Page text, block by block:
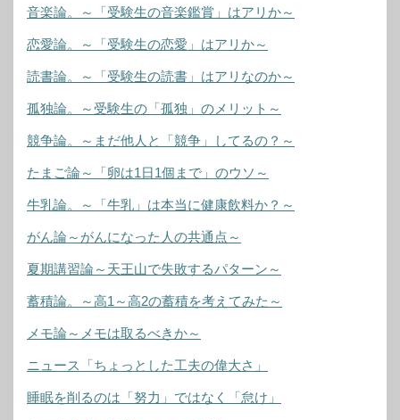
音楽論。～「受験生の音楽鑑賞」はアリか～
恋愛論。～「受験生の恋愛」はアリか～
読書論。～「受験生の読書」はアリなのか～
孤独論。～受験生の「孤独」のメリット～
競争論。～まだ他人と「競争」してるの？～
たまご論～「卵は1日1個まで」のウソ～
牛乳論。～「牛乳」は本当に健康飲料か？～
がん論～がんになった人の共通点～
夏期講習論～天王山で失敗するパターン～
蓄積論。～高1～高2の蓄積を考えてみた～
メモ論～メモは取るべきか～
ニュース「ちょっとした工夫の偉大さ」
睡眠を削るのは「努力」ではなく「怠け」